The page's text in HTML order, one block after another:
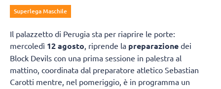
Superlega Maschile
Il palazzetto di Perugia sta per riaprire le porte:
mercoledì 12 agosto , riprende la preparazione dei
Block Devils con una prima sessione in palestra al
mattino, coordinata dal preparatore atletico Sebastian
Carotti mentre, nel pomeriggio, è in programma un